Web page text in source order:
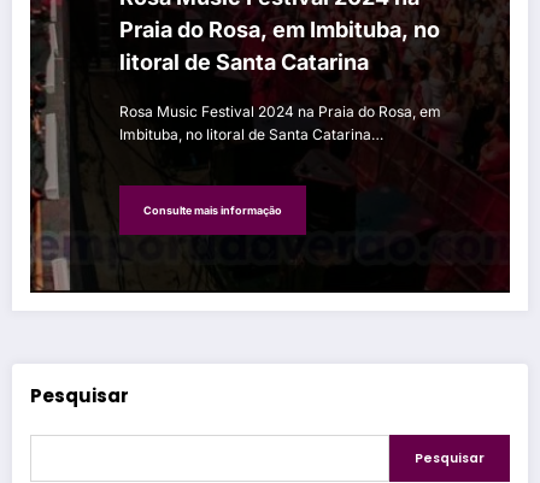
Praia do Rosa, em Imbituba, no
litoral de Santa Catarina
Rosa Music Festival 2024 na Praia do Rosa, em
Imbituba, no litoral de Santa Catarina…
Consulte mais informação
Pesquisar
Pesquisar